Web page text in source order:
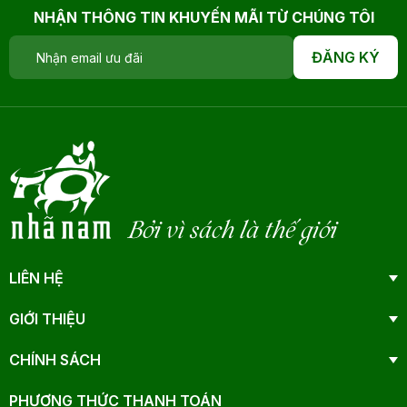
NHẬN THÔNG TIN KHUYẾN MÃI TỪ CHÚNG TÔI
ĐĂNG KÝ
Bởi vì sách là thế giới
LIÊN HỆ
GIỚI THIỆU
CHÍNH SÁCH
PHƯƠNG THỨC THANH TOÁN